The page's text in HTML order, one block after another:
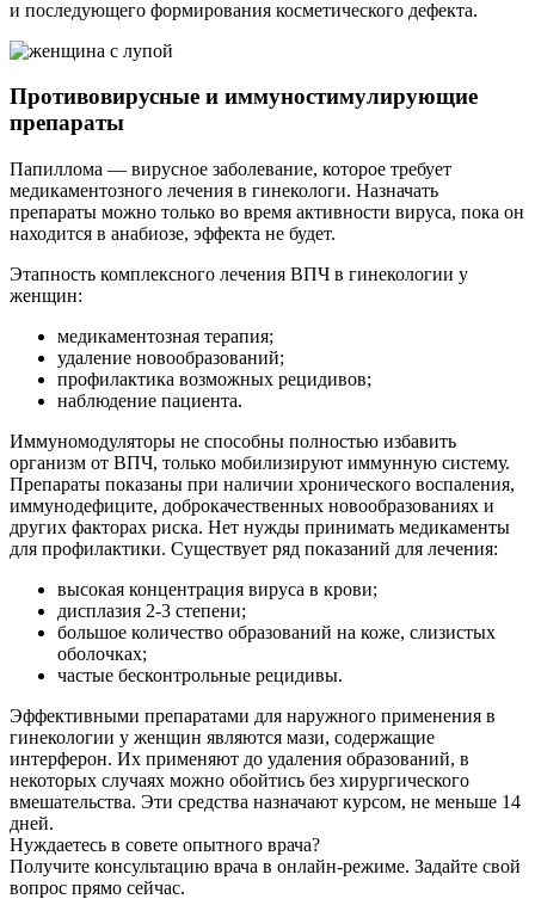
и последующего формирования косметического дефекта.
Противовирусные и иммуностимулирующие
препараты
Папиллома — вирусное заболевание, которое требует
медикаментозного лечения в гинекологи. Назначать
препараты можно только во время активности вируса, пока он
находится в анабиозе, эффекта не будет.
Этапность комплексного лечения ВПЧ в гинекологии у
женщин:
медикаментозная терапия;
удаление новообразований;
профилактика возможных рецидивов;
наблюдение пациента.
Иммуномодуляторы не способны полностью избавить
организм от ВПЧ, только мобилизируют иммунную систему.
Препараты показаны при наличии хронического воспаления,
иммунодефиците, доброкачественных новообразованиях и
других факторах риска. Нет нужды принимать медикаменты
для профилактики. Существует ряд показаний для лечения:
высокая концентрация вируса в крови;
дисплазия 2-3 степени;
большое количество образований на коже, слизистых
оболочках;
частые бесконтрольные рецидивы.
Эффективными препаратами для наружного применения в
гинекологии у женщин являются мази, содержащие
интерферон. Их применяют до удаления образований, в
некоторых случаях можно обойтись без хирургического
вмешательства. Эти средства назначают курсом, не меньше 14
дней.
Нуждаетесь в совете опытного врача?
Получите консультацию врача в онлайн-режиме. Задайте свой
вопрос прямо сейчас.